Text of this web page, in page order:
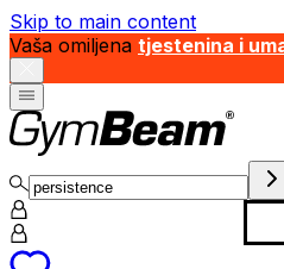
Skip to main content
Vaša omiljena tjestenina i